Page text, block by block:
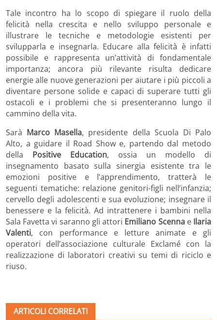
Tale incontro ha lo scopo di spiegare il ruolo della
felicità nella crescita e nello sviluppo personale e
illustrare le tecniche e metodologie esistenti per
svilupparla e insegnarla. Educare alla felicità è infatti
possibile e rappresenta un’attività di fondamentale
importanza; ancora più rilevante risulta dedicare
energie alle nuove generazioni per aiutare i più piccoli a
diventare persone solide e capaci di superare tutti gli
ostacoli e i problemi che si presenteranno lungo il
cammino della vita.
Sarà Marco Masella, presidente della Scuola Di Palo
Alto, a guidare il Road Show e, partendo dal metodo
della Positive Education, ossia un modello di
insegnamento basato sulla sinergia esistente tra le
emozioni positive e l’apprendimento, tratterà le
seguenti tematiche: relazione genitori-figli nell’infanzia;
cervello degli adolescenti e sua evoluzione; insegnare il
benessere e la felicità. Ad intrattenere i bambini nella
Sala Favetta vi saranno gli attori Emiliano ScennaeIlaria
Valenti, con performance e letture animate e gli
operatori dell’associazione culturale Exclamé con la
realizzazione di laboratori creativi su temi di riciclo e
riuso.
ARTICOLI CORRELATI